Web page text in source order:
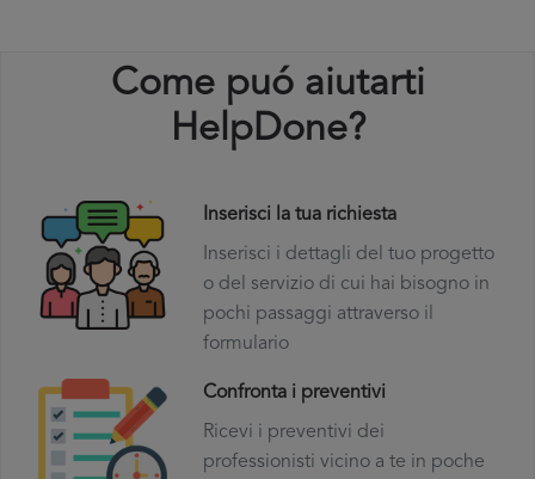
Come puó aiutarti
HelpDone?
Inserisci la tua richiesta
Inserisci i dettagli del tuo progetto
o del servizio di cui hai bisogno in
pochi passaggi attraverso il
formulario
Confronta i preventivi
Ricevi i preventivi dei
professionisti vicino a te in poche